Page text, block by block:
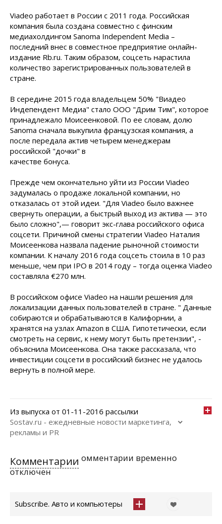
Viadeo работает в России с 2011 года. Российская
компания была создана совместно с финским
медиахолдингом Sanoma Independent Media –
последний внес в совместное предприятие онлайн-
издание Rb.ru. Таким образом, соцсеть нарастила
количество зарегистрированных пользователей в
стране.
В середине 2015 года владельцем 50% "Виадео
Индепендент Медиа" стало ООО "Дрим Тим", которое
принадлежало Моисеенковой. По ее словам, долю
Sanoma сначала выкупила французская компания, а
после передала актив четырем менеджерам
российской "дочки" в
качестве бонуса.
Прежде чем окончательно уйти из России Viadeo
задумалась о продаже локальной компании, но
отказалась от этой идеи. "Для Viadeo было важнее
свернуть операции, а быстрый выход из актива — это
было сложно",— говорит экс-глава российского офиса
соцсети. Причиной смены стратегии Viadeo Наталия
Моисеенкова назвала падение рыночной стоимости
компании. К началу 2016 года соцсеть стоила в 10 раз
меньше, чем при IPO в 2014 году – тогда оценка Viadeo
составляла €270 млн.
В российском офисе Viadeo на нашли решения для
локализации данных пользователей в стране. " Данные
собираются и обрабатываются в Калифорнии, а
хранятся на узлах Amazon в США. Гипотетически, если
смотреть на сервис, к нему могут быть претензии", -
объяснила Моисеенкова. Она также рассказала, что
инвестиции соцсети в российский бизнес не удалось
вернуть в полной мере.
Из выпуска от 01-11-2016 рассылки
Sostav.ru - ежедневные новости маркетинга,
рекламы и PR
Комментарии омментарии временно
отключен
Subscribe. Авто и компьютеры